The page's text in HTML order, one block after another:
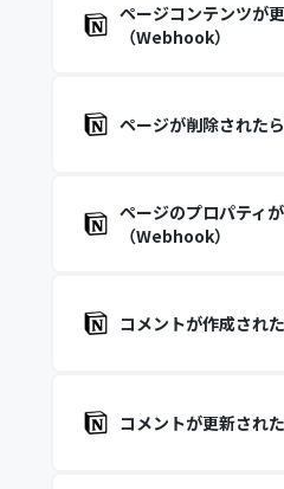
ページコンテンツが
（Webhook）
ページが削除された
ページのプロパティ
（Webhook）
コメントが作成され
コメントが更新され